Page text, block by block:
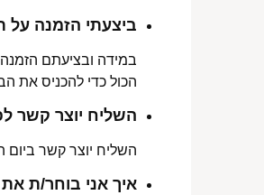
ביצעתי הזמנה על
במידה ובציעתם
הכול כדי להכניס את
השליח יוצר קשר
השליח יוצר קשר ביום
איך אני בוחר/ת